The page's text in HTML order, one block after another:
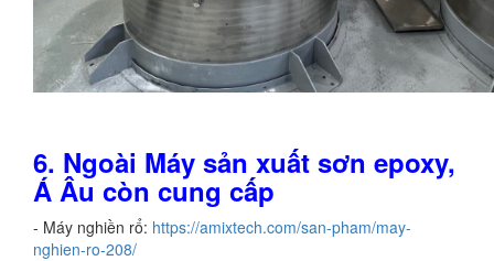
6. Ngoài Máy sản xuất sơn epoxy,
Á Âu còn cung cấp
- Máy nghiền rổ: https://amixtech.com/san-pham/may-
nghien-ro-208/